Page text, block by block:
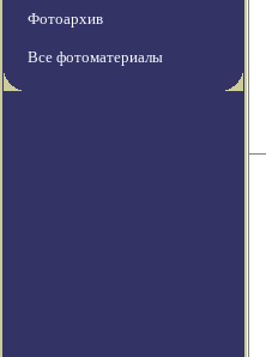
Фотоархив
Все фотоматериалы